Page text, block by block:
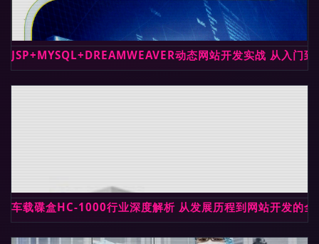
JSP+MYSQL+DREAMWEAVER动态网站开发实战 从入门
车载碟盒HC-1000行业深度解析 从发展历程到网站开发的全